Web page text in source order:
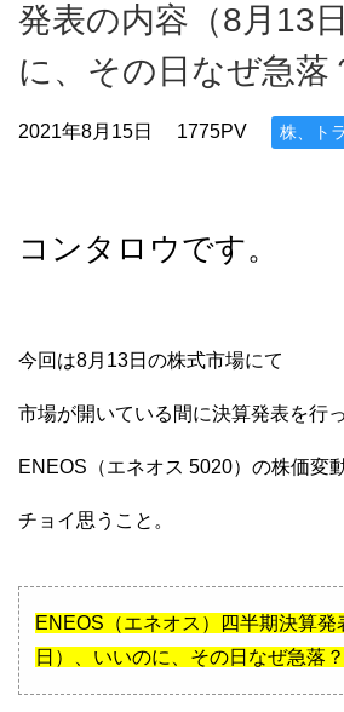
発表の内容（8月13
に、その日なぜ急落
2021年8月15日 1775PV 株、ト
コンタロウです。
今回は8月13日の株式市場にて
市場が開いている間に決算発表を行
ENEOS（エネオス 5020）の株価変
チョイ思うこと。
ENEOS（エネオス）四半期決算発
日）、いいのに、その日なぜ急落？